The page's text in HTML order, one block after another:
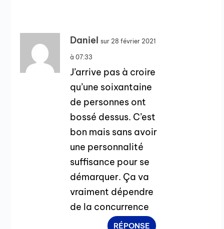
Daniel sur 28 février 2021
à 07:33
J’arrive pas à croire
qu’une soixantaine
de personnes ont
bossé dessus. C’est
bon mais sans avoir
une personnalité
suffisance pour se
démarquer. Ça va
vraiment dépendre
de la concurrence
RÉPONSE